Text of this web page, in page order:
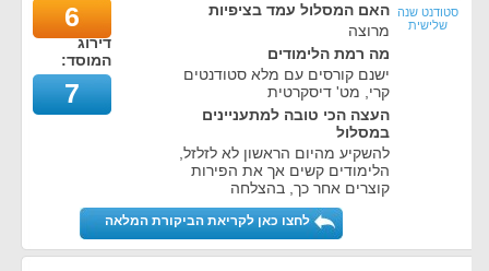
סטודנט שנה
שלישית
האם המסלול עמד בציפיות
מרוצה
מה רמת הלימודים
ישנם קורסים עם מלא סטודנטים
קרי, מט' דיסקרטית
העצה הכי טובה למתעניינים
במסלול
להשקיע מהיום הראשון לא לזלזל,
הלימודים קשים אך את הפירות
קוצרים אחר כך, בהצלחה
6
דירוג
המוסד:
7
לחצו כאן לקריאת הביקורת המלאה